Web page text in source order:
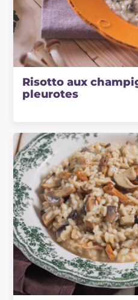
Risotto aux
pleurotes